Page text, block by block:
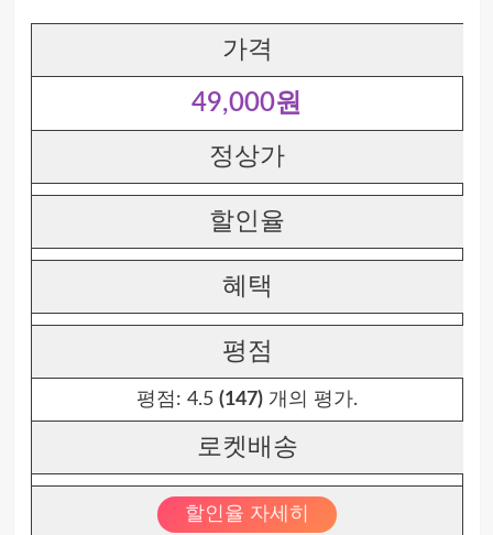
가격
49,000원
정상가
할인율
혜택
평점
평점: 4.5 (147)개의 평가.
로켓배송
할인율 자세히